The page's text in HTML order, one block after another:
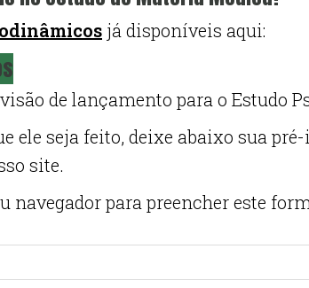
já disponíveis aqui:
de lançamento para o Estudo
ele seja feito, deixe abaixo sua
site.
navegador para preencher este